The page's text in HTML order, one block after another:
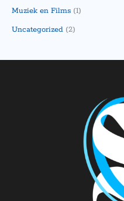
Muziek en Films (1)
Uncategorized (2)